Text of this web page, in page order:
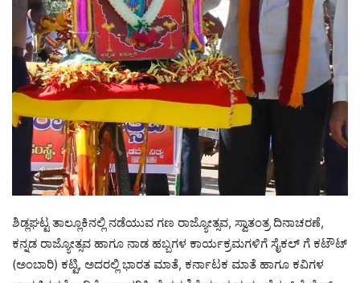
ಶಿಡ್ಲಘಟ್ಟ ತಾಲ್ಲೂಕಿನಲ್ಲಿ ನಡೆಯುವ ಗಣ ರಾಜ್ಯೋತ್ಸವ, ಸ್ವಾತಂತ್ರ ದಿನಾಚರಣೆ,
ಕನ್ನಡ ರಾಜ್ಯೋತ್ಸವ ಹಾಗೂ ನಾಡ ಹಬ್ಬಗಳ ಕಾರ್ಯಕ್ರಮಗಳಿಗೆ ಸೈಕಲ್ ಗೆ ಕಟೌಟ್
(ಅಂಬಾರಿ) ಕಟ್ಟಿ, ಅದರಲ್ಲಿ ಭಾರತ ಮಾತೆ, ಕರ್ನಾಟಕ ಮಾತೆ ಹಾಗೂ ಕವಿಗಳ